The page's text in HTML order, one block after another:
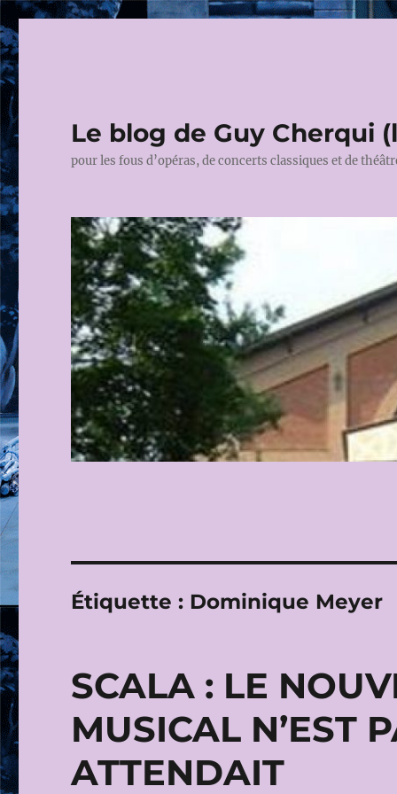
Le blog de Guy Cherqui
pour les fous d’opéras, de concerts classiques et de
Étiquette : Dominique Meyer
SCALA : LE
MUSICAL N’EST
ATTENDAIT